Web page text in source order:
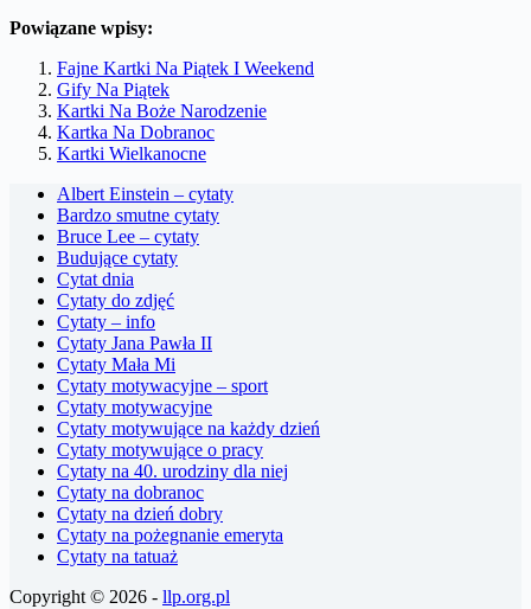
Powiązane wpisy:
Fajne Kartki Na Piątek I Weekend
Gify Na Piątek
Kartki Na Boże Narodzenie
Kartka Na Dobranoc
Kartki Wielkanocne
Albert Einstein – cytaty
Bardzo smutne cytaty
Bruce Lee – cytaty
Budujące cytaty
Cytat dnia
Cytaty do zdjęć
Cytaty – info
Cytaty Jana Pawła II
Cytaty Mała Mi
Cytaty motywacyjne – sport
Cytaty motywacyjne
Cytaty motywujące na każdy dzień
Cytaty motywujące o pracy
Cytaty na 40. urodziny dla niej
Cytaty na dobranoc
Cytaty na dzień dobry
Cytaty na pożegnanie emeryta
Cytaty na tatuaż
Copyright © 2026 - llp.org.pl